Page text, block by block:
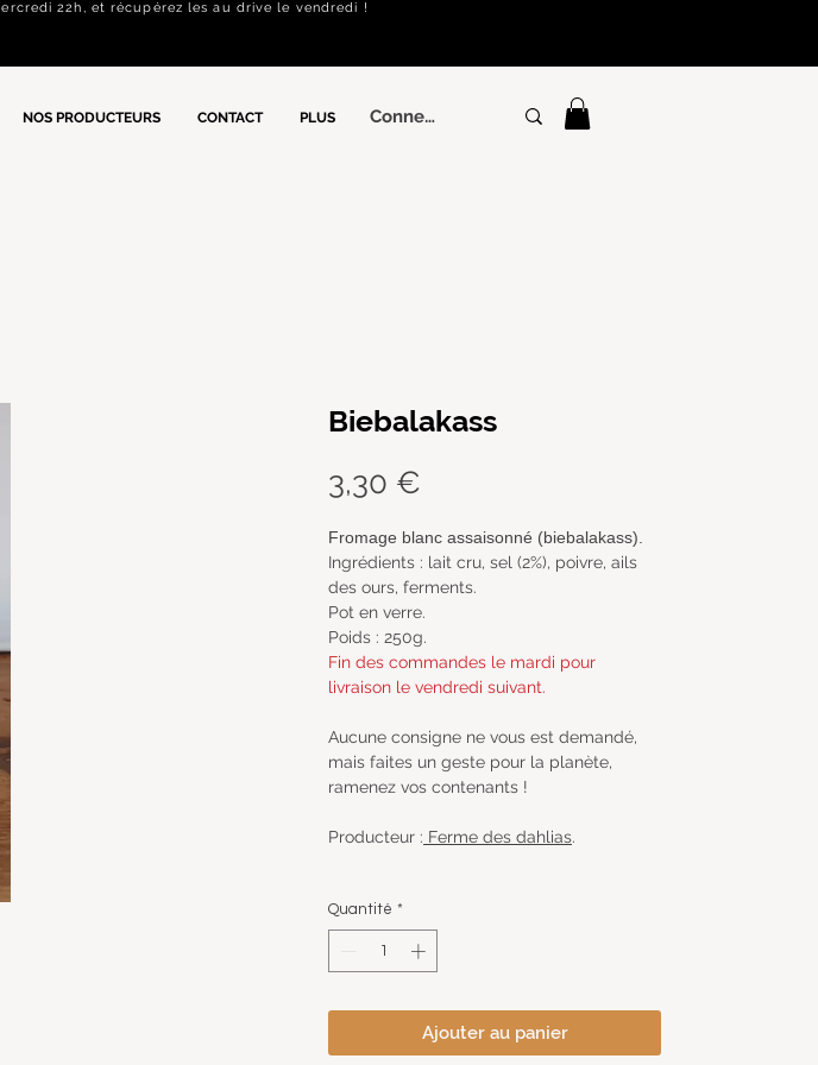
22h, et récupérez les au drive le vendredi !
NOS PRODUCTEURS CONTACT
PLUS
Connexion
Biebalakass
3,30 €
Fromage blanc assaisonné (biebalakass).
Ingrédients : lait cru, sel (2%), poivre, ails
des ours, ferments.
Pot en verre.
Poids : 250g.
Fin des commandes le mardi pour
livraison le vendredi suivant.
Aucune consigne ne vous est demandé,
mais faites un geste pour la planète,
ramenez vos contenants !
Producteur : Ferme des dahlias.
Quantité *
Ajouter au panier